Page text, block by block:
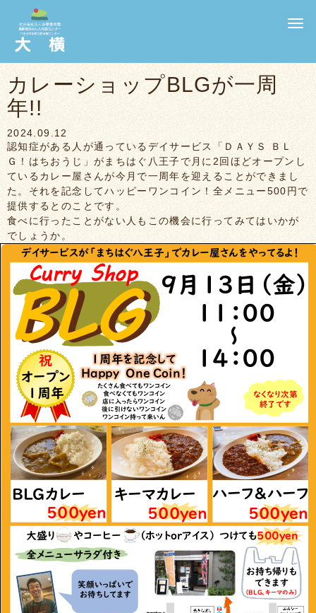
N
カレーショップBLGが一周
年!!
2024.09.12
認知症がある人が通っているデイサービス「ＤＡＹＳ ＢＬ
Ｇ！はちおうじ」がまちはぐ八王子で月に2回ほどオープンし
ているカレー屋さんが今月で一周年を迎えることができまし
た。それを記念してハッピーワンコイン！全メニュー500円で
提供するとのことです。
食べに行ったことがない人もこの機会に行ってみてはいかが
でしょうか。